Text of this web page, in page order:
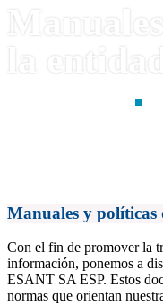
la entidad
Manuales y políticas
Con el fin de promover la
información, ponemos a
ESANT SA ESP. Estos
normas que orientan